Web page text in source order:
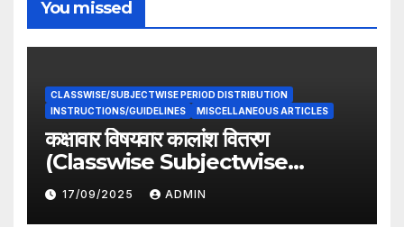
You missed
CLASSWISE/SUBJECTWISE PERIOD DISTRIBUTION
INSTRUCTIONS/GUIDELINES
MISCELLANEOUS ARTICLES
कक्षावार विषयवार कालांश वितरण
(Classwise Subjectwise
period distribution)
17/09/2025 ADMIN